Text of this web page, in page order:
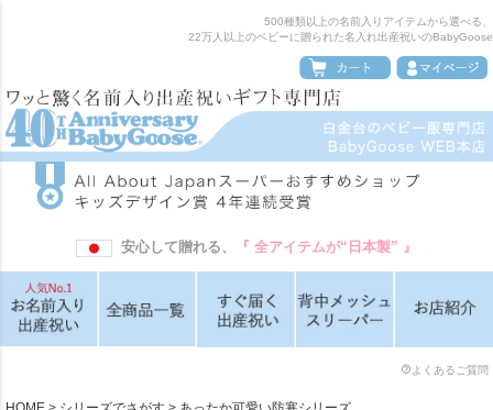
500種類以上の名前入りアイテムから選べる、
22万人以上のベビーに贈られた名入れ出産祝いのBabyGoose
安心して贈れる、 『 全アイテムが“日本製” 』
よくあるご質問